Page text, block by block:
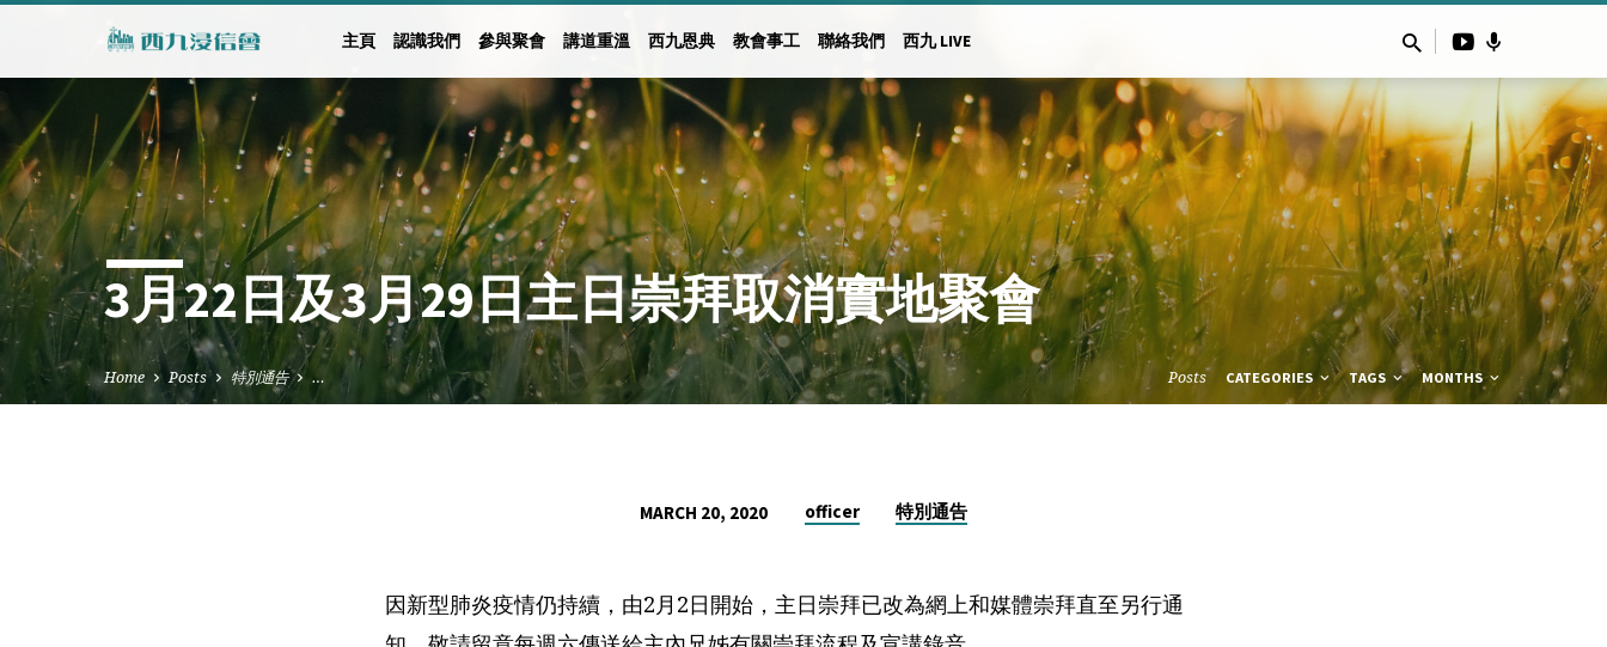
主頁 認識我們 參與聚會 講道重溫 西九恩典 教會事工 聯絡我們 西九 LIVE
3月22日及3月29日主日崇拜取消實地聚會
Home Posts 特別通告 … Posts CATEGORIES TAGS MONTHS
MARCH 20, 2020 officer 特別通告
因新型肺炎疫情仍持續，由2月2日開始，主日崇拜已改為網上和媒體崇拜直至另行通